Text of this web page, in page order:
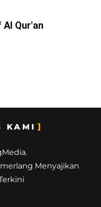
Al Qur'an
KAMI
Menyajikan